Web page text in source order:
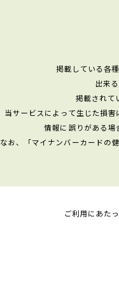
掲載している各
出来
掲載されて
当サービスによって生じた損
情報に誤りがある場
なお、「マイナンバーカードの
ご利用にあた